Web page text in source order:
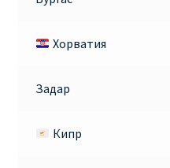
Хорватия
Задар
Кипр